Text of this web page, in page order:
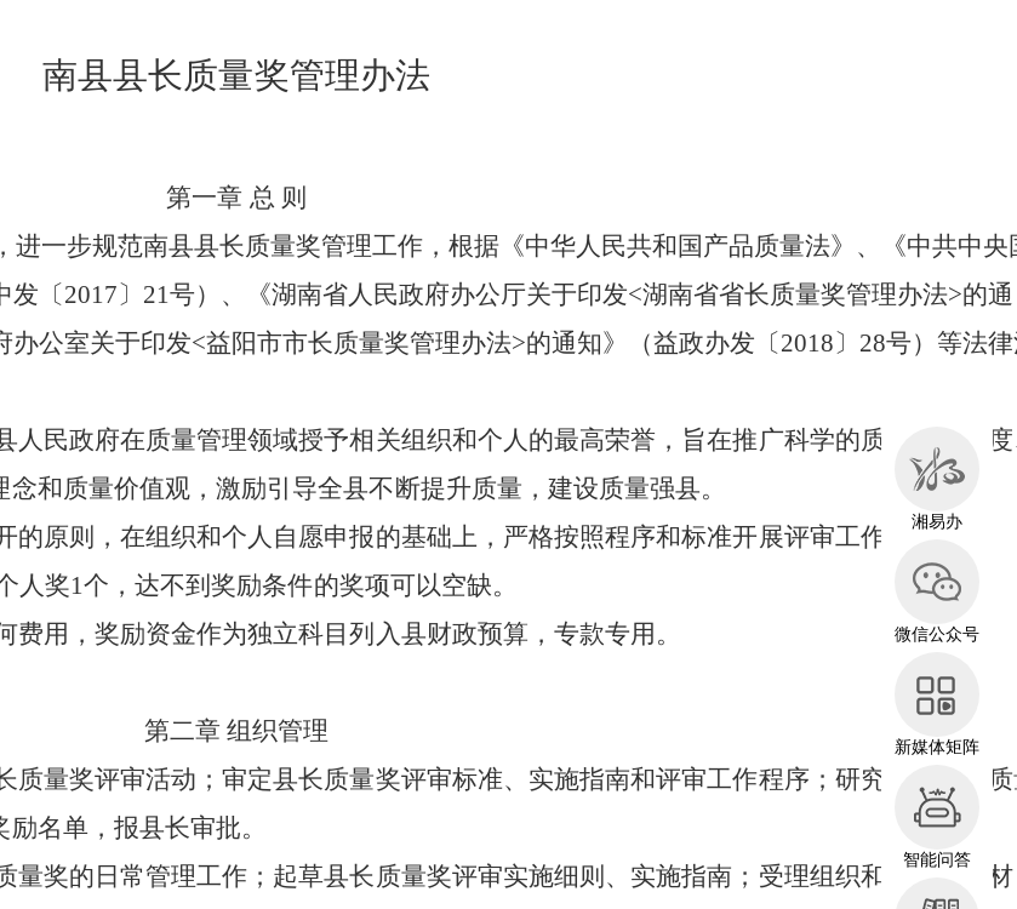
南县县长质量奖管理办法
第一章 总 则
一步规范南县县长质量奖管理工作，根据《中华人民共和国产品质量法》、《中共中央
发〔2017〕 21号）、《湖南省人民政府办公厅关于印发<湖南省省长质量奖管理办法>的通
办公室关于印发<益阳市市长质量奖管理办法>的通知》（益政办发〔2018〕 28号）等法
人民政府在质量管理领域授予相关组织和个人的最高荣誉，旨在推广科学的质量管理制
和质量价值观，激励引导全县不断提升质量，建设质量强县。
原则，在组织和个人自愿申报的基础上，严格按照程序和标准开展评审工作。
人奖1个，达不到奖励条件的奖项可以空缺。
用，奖励资金作为独立科目列入县财政预算，专款专用。
第二章 组织管理
质量奖评审活动；审定县长质量奖评审标准、实施指南和评审工作程序；研究决定县长
名单，报县长审批。
量奖的日常管理工作；起草县长质量奖评审实施细则、实施指南；受理组织和个人申报材
湘易办
微信公众号
新媒体矩阵
智能问答